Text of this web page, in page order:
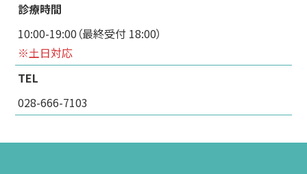
診療時間
10:00-19:00（最終受付 18:00）
※土日対応
TEL
028-666-7103